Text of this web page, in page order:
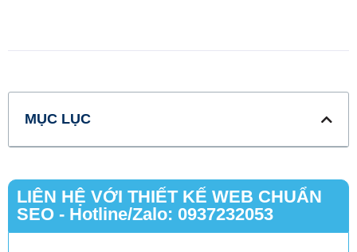
MỤC LỤC
LIÊN HỆ VỚI THIẾT KẾ WEB CHUẨN
SEO - Hotline/Zalo: 0937232053